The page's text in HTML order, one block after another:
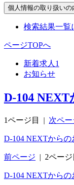
検索結果一覧
ページTOPへ
新着求人 1
お知らせ
D-104
1ページ目 | 次ペー
D-104 NEXTからの
前ページ | 2ページ
D-104 NEXTからの